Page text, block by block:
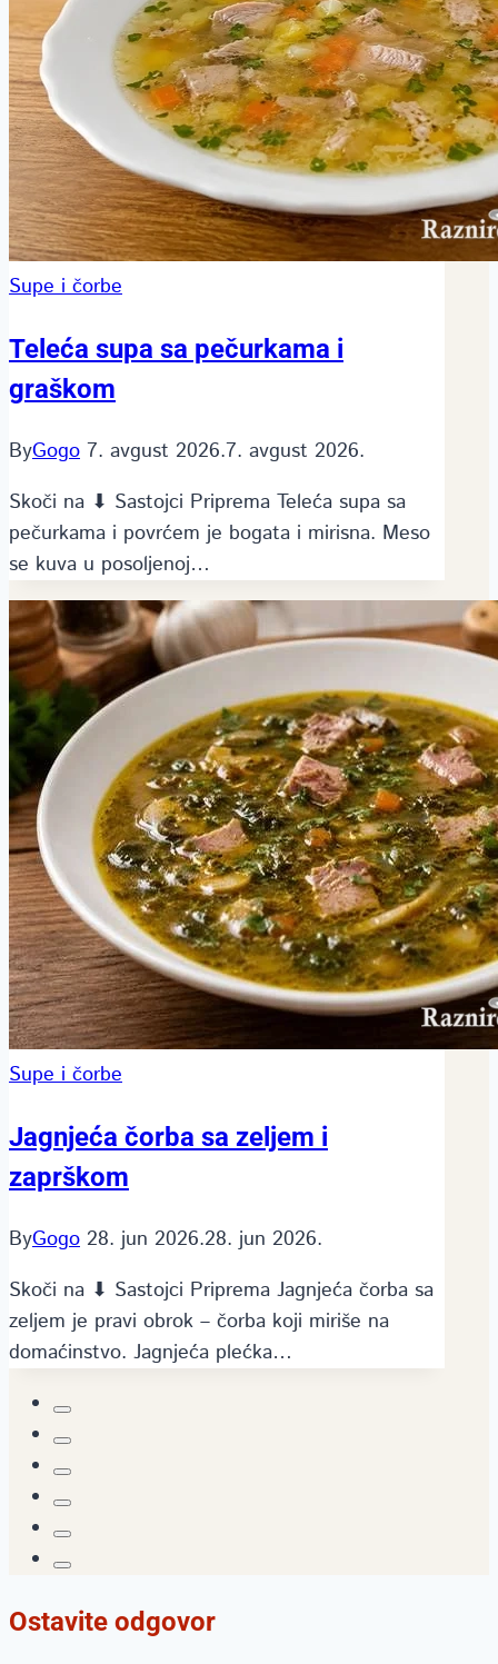
Supe i čorbe
Teleća supa sa pečurkama i
graškom
ByGogo 7. avgust 2026.7. avgust 2026.
Skoči na ⬇ Sastojci Priprema Teleća supa sa
pečurkama i povrćem je bogata i mirisna. Meso
se kuva u posoljenoj…
Supe i čorbe
Jagnjeća čorba sa zeljem i
zaprškom
ByGogo 28. jun 2026.28. jun 2026.
Skoči na ⬇ Sastojci Priprema Jagnjeća čorba sa
zeljem je pravi obrok – čorba koji miriše na
domaćinstvo. Jagnjeća plećka…
Ostavite odgovor